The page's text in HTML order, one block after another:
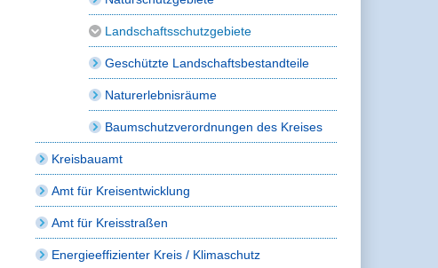
Landschaftsschutzgebiete
Geschützte Landschaftsbestandteile
Naturerlebnisräume
Baumschutzverordnungen des Kreises
Kreisbauamt
Amt für Kreisentwicklung
Amt für Kreisstraßen
Energieeffizienter Kreis / Klimaschutz